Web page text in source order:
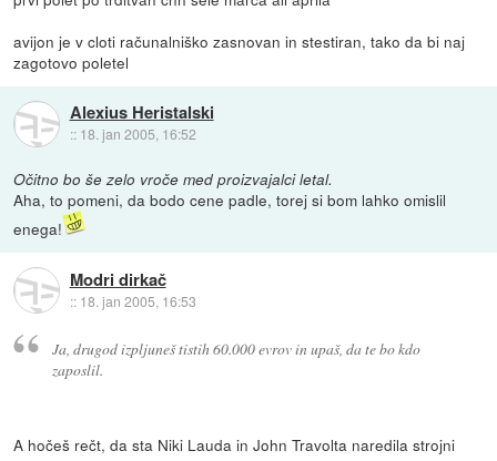
avijon je v cloti računalniško zasnovan in stestiran, tako da bi naj
zagotovo poletel
Alexius Heristalski
:: 18. jan 2005, 16:52
Očitno bo še zelo vroče med proizvajalci letal.
Aha, to pomeni, da bodo cene padle, torej si bom lahko omislil
enega!
Modri dirkač
:: 18. jan 2005, 16:53
Ja, drugod izpljuneš tistih 60.000 evrov in upaš, da te bo kdo
zaposlil.
A hočeš rečt, da sta Niki Lauda in John Travolta naredila strojni